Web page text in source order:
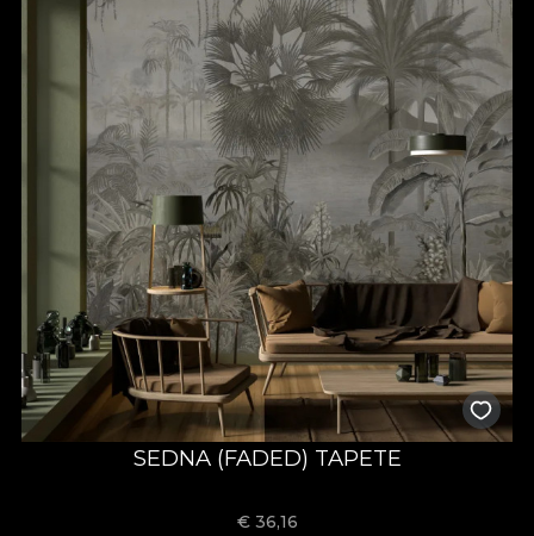
SEDNA (FADED) TAPETE
€ 36,16